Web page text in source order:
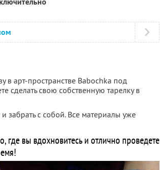
в арт-пространстве Babochka под
сделать свою собственную тарелку в
забрать с собой. Все материалы уже
где вы вдохновитесь и отлично проведете